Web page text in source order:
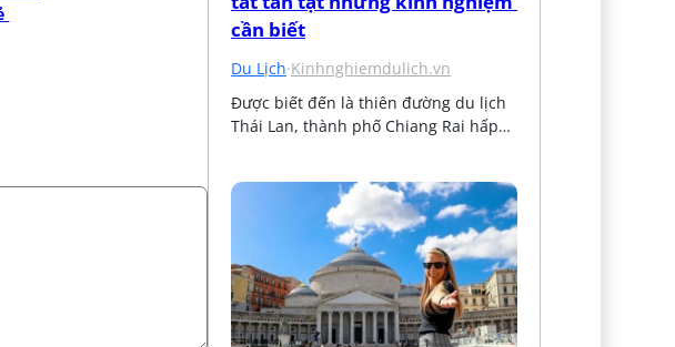
cần biết
Du Lịch·Kinhnghiemdulich.vn
Được biết đến là thiên đường du lịch
Thái Lan, thành phố Chiang Rai hấp…